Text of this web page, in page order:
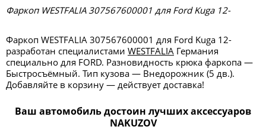
Фаркоп WESTFALIA 307567600001 для Ford Kuga 12-
Фаркоп WESTFALIA 307567600001 для Ford Kuga 12-
разработан специалистами WESTFALIA Германия
специально для FORD. Разновидность крюка фаркопа —
Быстросъёмный. Тип кузова — Внедорожник (5 дв.).
Добавляйте в корзину — действует доставка!
Ваш автомобиль достоин лучших аксессуаров
NAKUZOV